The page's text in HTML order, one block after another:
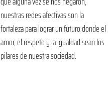
nuestras redes afectivas son la
fortaleza para lograr un futuro donde el
amor, el respeto y la igualdad sean los
pilares de nuestra sociedad.